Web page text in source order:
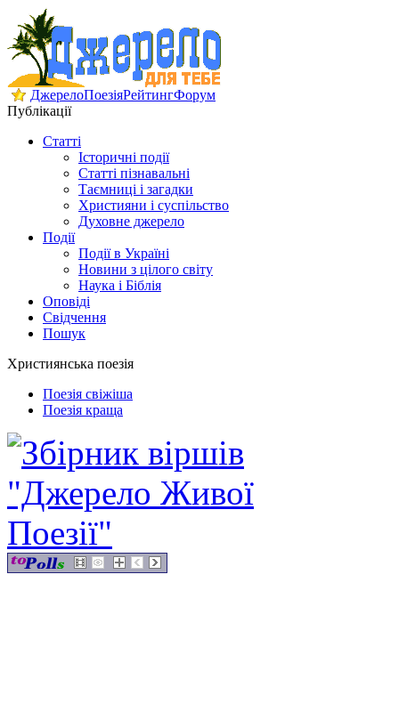
ДжерелоПоезіяРейтингФорум
Публікації
Статті
Історичні події
Статті пізнавальні
Таємниці і загадки
Християни і суспільство
Духовне джерело
Події
Події в Україні
Новини з цілого світу
Наука і Біблія
Оповіді
Свідчення
Пошук
Християнська поезія
Поезія свіжіша
Поезія краща